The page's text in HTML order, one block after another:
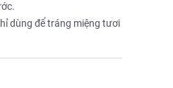
dùng để tráng miệng tươi